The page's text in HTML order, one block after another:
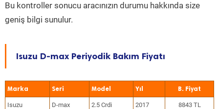
Bu kontroller sonucu aracınızın durumu hakkında size
geniş bilgi sunulur.
Isuzu D-max Periyodik Bakım Fiyatı
Marka Seri Model Yıl
Isuzu D-max 2.5 Crdi 2017 8843 TL